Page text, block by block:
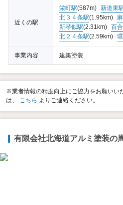
近くの駅
栄町駅(587m) 新道東
北３４条駅(1.95km)
新琴似駅(2.31km) 百
北２４条駅(2.59km)
事業内容 建築塗装
※業者情報の精度向上にご協力をお願いい
は、 こちら よりご連絡ください。
有限会社北海道アルミ塗装の